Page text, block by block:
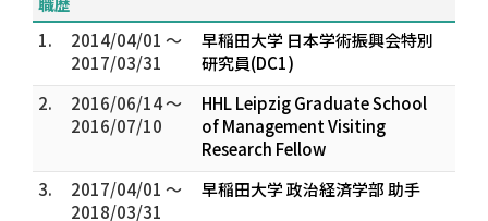
1.
2014/04/01 ～
2017/03/31
早稲田大学 日本学術振興会特別
研究員(DC1)
2.
2016/06/14 ～
2016/07/10
HHL Leipzig Graduate School
of Management Visiting
Research Fellow
3.
2017/04/01 ～
2018/03/31
早稲田大学 政治経済学部 助手